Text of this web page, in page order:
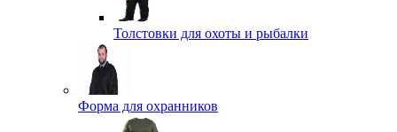
Толстовки для охоты и рыбалки
Форма для охранников